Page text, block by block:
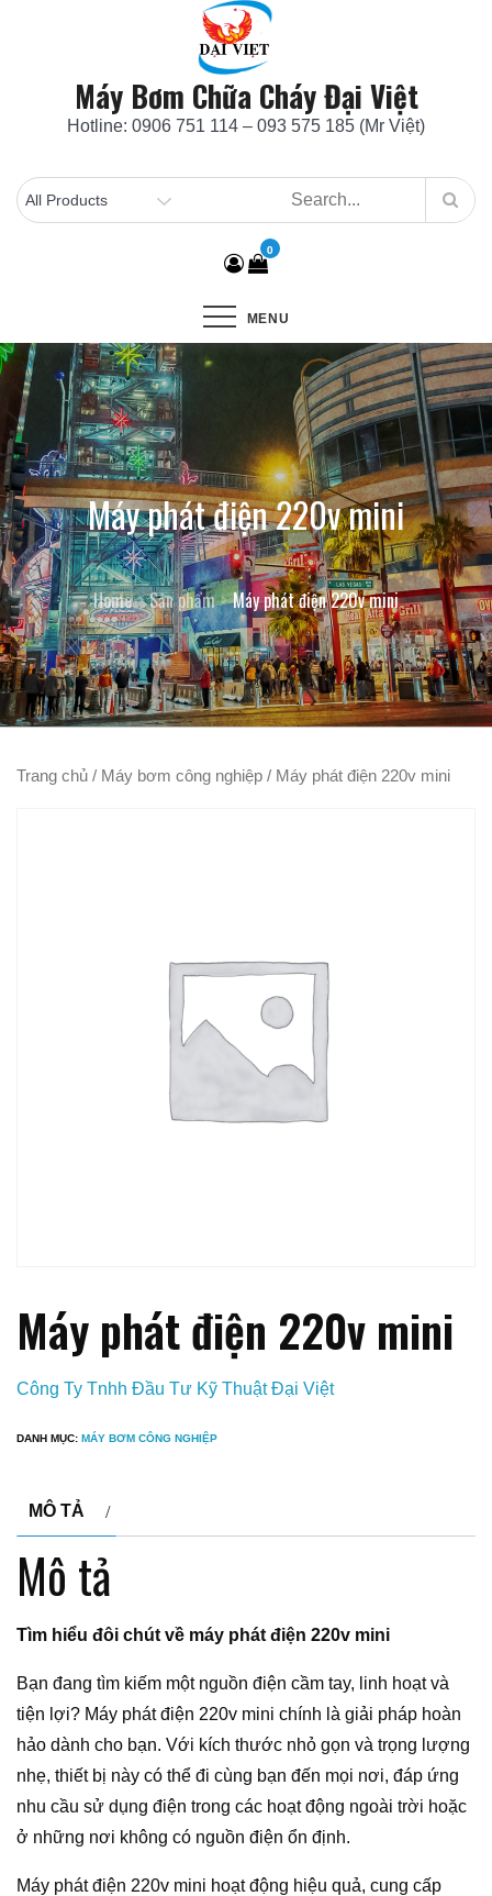
Máy Bơm Chữa Cháy Đại Việt
Hotline: 0906 751 114 – 093 575 185 (Mr Việt)
0
MENU
Máy phát điện 220v mini
Home Sản phẩm Máy phát điện 220v mini
Trang chủ / Máy bơm công nghiệp / Máy phát điện 220v mini
Máy phát điện 220v mini
Công Ty Tnhh Đầu Tư Kỹ Thuật Đại Việt
DANH MỤC: MÁY BƠM CÔNG NGHIỆP
MÔ TẢ
Mô tả
Tìm hiểu đôi chút về máy phát điện 220v mini
Bạn đang tìm kiếm một nguồn điện cầm tay, linh hoạt và
tiện lợi? Máy phát điện 220v mini chính là giải pháp hoàn
hảo dành cho bạn. Với kích thước nhỏ gọn và trọng lượng
nhẹ, thiết bị này có thể đi cùng bạn đến mọi nơi, đáp ứng
nhu cầu sử dụng điện trong các hoạt động ngoài trời hoặc
ở những nơi không có nguồn điện ổn định.
Máy phát điện 220v mini hoạt động hiệu quả, cung cấp